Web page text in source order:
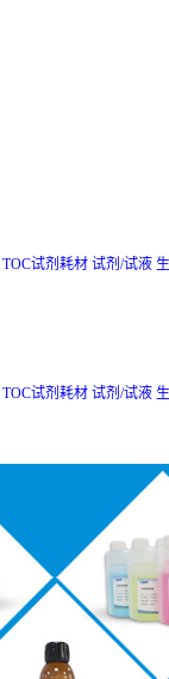
TOC试剂耗材 试剂/试液
TOC试剂耗材 试剂/试液